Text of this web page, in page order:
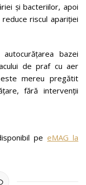
și bacteriilor, apoi
riscul apariției
bazei
de praf cu aer
mereu pregătit
fără intervenții
peeMAG la